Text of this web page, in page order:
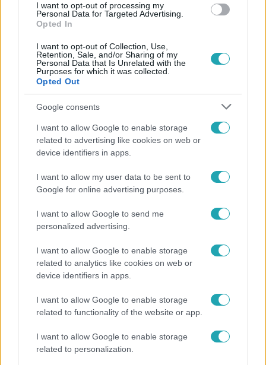
I want to opt-out of processing my
Personal Data for Targeted Advertising.
Opted In
I want to opt-out of Collection, Use,
Retention, Sale, and/or Sharing of my
Personal Data that Is Unrelated with the
Purposes for which it was collected.
Opted Out
Google consents
I want to allow Google to enable storage
related to advertising like cookies on web or
device identifiers in apps.
I want to allow my user data to be sent to
Google for online advertising purposes.
I want to allow Google to send me
personalized advertising.
I want to allow Google to enable storage
related to analytics like cookies on web or
device identifiers in apps.
I want to allow Google to enable storage
related to functionality of the website or app.
I want to allow Google to enable storage
related to personalization.
Lannert Judit az RTL-nek: Maradnak a
tankerületek és a Klebelsberg Központ, de
17:24